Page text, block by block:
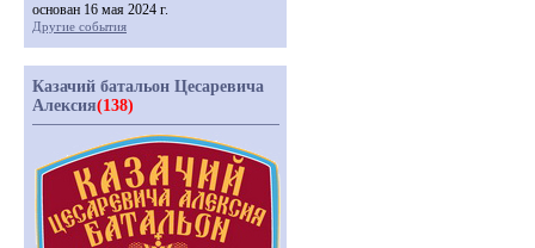
основан 16 мая 2024 г.
Другие события
Казачий батальон Цесаревича
Алексия(138)